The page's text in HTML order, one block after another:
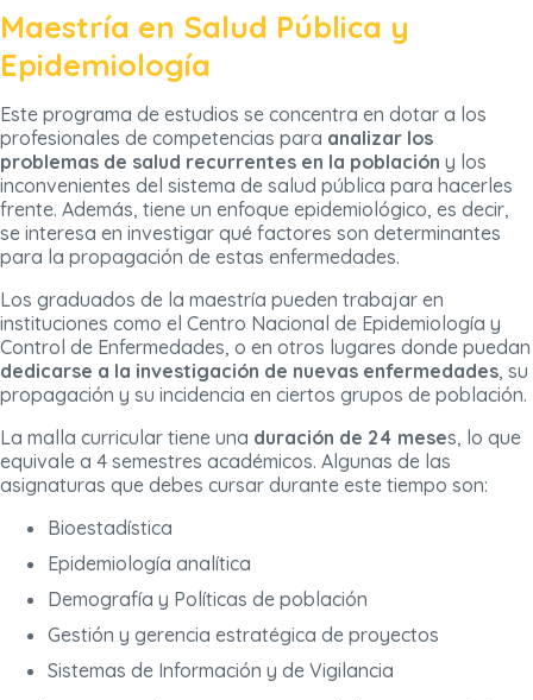
Maestría en Salud Pública y
Epidemiología
Este programa de estudios se concentra en dotar a los
profesionales de competencias para analizar los
problemas de salud recurrentes en la población y los
inconvenientes del sistema de salud pública para hacerles
frente. Además, tiene un enfoque epidemiológico, es decir,
se interesa en investigar qué factores son determinantes
para la propagación de estas enfermedades.
Los graduados de la maestría pueden trabajar en
instituciones como el Centro Nacional de Epidemiología y
Control de Enfermedades, o en otros lugares donde puedan
dedicarse a la investigación de nuevas enfermedades, su
propagación y su incidencia en ciertos grupos de población.
La malla curricular tiene una duración de 24 meses, lo que
equivale a 4 semestres académicos. Algunas de las
asignaturas que debes cursar durante este tiempo son:
Bioestadística
Epidemiología analítica
Demografía y Políticas de población
Gestión y gerencia estratégica de proyectos
Sistemas de Información y de Vigilancia